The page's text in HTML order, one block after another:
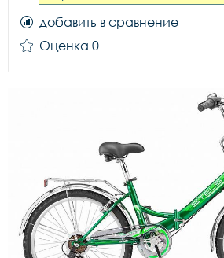
добавить в сравнение
Оценка 0